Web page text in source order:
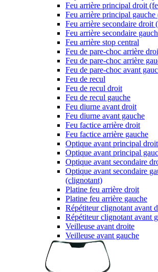
Feu arrière principal droit
Feu arrière principal gauche
Feu arrière secondaire droit
Feu arrière secondaire
Feu arrière stop central
Feu de pare-choc arrière
Feu de pare-choc arrière
Feu de pare-choc avant
Feu de recul
Feu de recul droit
Feu de recul gauche
Feu diurne avant droit
Feu diurne avant gauche
Feu factice arrière droit
Feu factice arrière gauche
Optique avant principal
Optique avant principal
Optique avant secondaire
Optique avant secondaire
(clignotant)
Platine feu arrière droit
Platine feu arrière gauche
Répétiteur clignotant avant
Répétiteur clignotant avant
Veilleuse avant droite
Veilleuse avant gauche